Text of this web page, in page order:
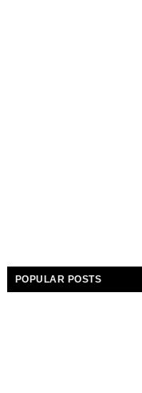
POPULAR POSTS